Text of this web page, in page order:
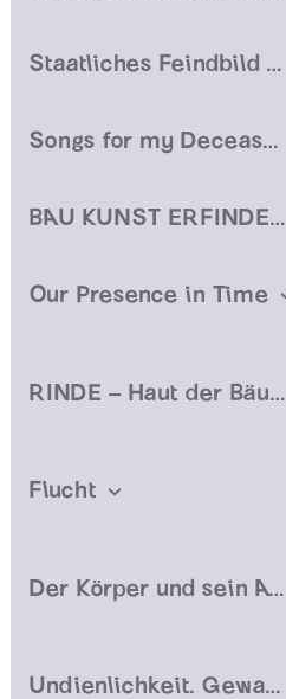
Staatliches Feindbild Antifaschismus – eine Podiumsdiskussion zu politischer Justiz
Songs for my Deceased
BAU KUNST ERFINDEN | BUILDING ART INVENTION
Our Presence in Time
RINDE – Haut der Bäume
Flucht
Der Körper und sein Alibi
Undienlichkeit. Gewaltgeschichte und politische Philosophie. Von Iris Därmann —entfällt—